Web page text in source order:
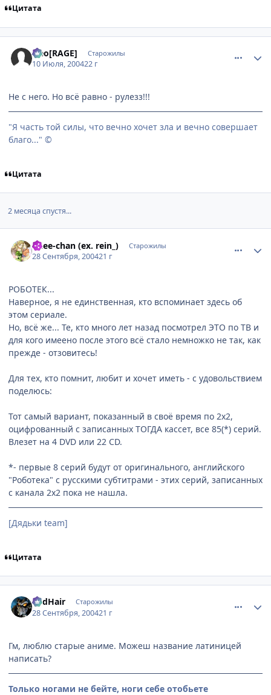
Цитата
Neo[RAGE] Старожилы
10 Июля, 200422 г
Не с него. Но всё равно - рулезз!!!
"Я часть той силы, что вечно хочет зла и вечно совершает
благо..." ©
Цитата
2 месяца спустя...
onee-chan (ex. rein_) Старожилы
28 Сентября, 200421 г
РОБОТЕК...
Наверное, я не единственная, кто вспоминает здесь об
этом сериале.
Но, всё же... Те, кто много лет назад посмотрел ЭТО по ТВ и
для кого имеено после этого всё стало немножко не так, как
прежде - отзовитесь!
Для тех, кто помнит, любит и хочет иметь - с удовольствием
поделюсь:
Тот самый вариант, показанный в своё время по 2х2,
оцифрованный с записанных ТОГДА кассет, все 85(*) серий.
Влезет на 4 DVD или 22 CD.
*- первые 8 серий будут от оригинального, английского
"Роботека" с русскими субтитрами - этих серий, записанных
с канала 2х2 пока не нашла.
[Дядьки team]
Цитата
RedHair Старожилы
28 Сентября, 200421 г
Гм, люблю старые аниме. Можеш название латиницей
написать?
Только ногами не бейте, ноги себе отобьете